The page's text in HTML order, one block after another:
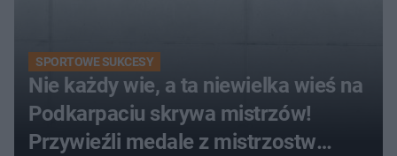
SPORTOWE SUKCESY
Nie każdy wie, a ta niewielka wieś na
Podkarpaciu skrywa mistrzów!
Przywieźli medale z mistrzostw